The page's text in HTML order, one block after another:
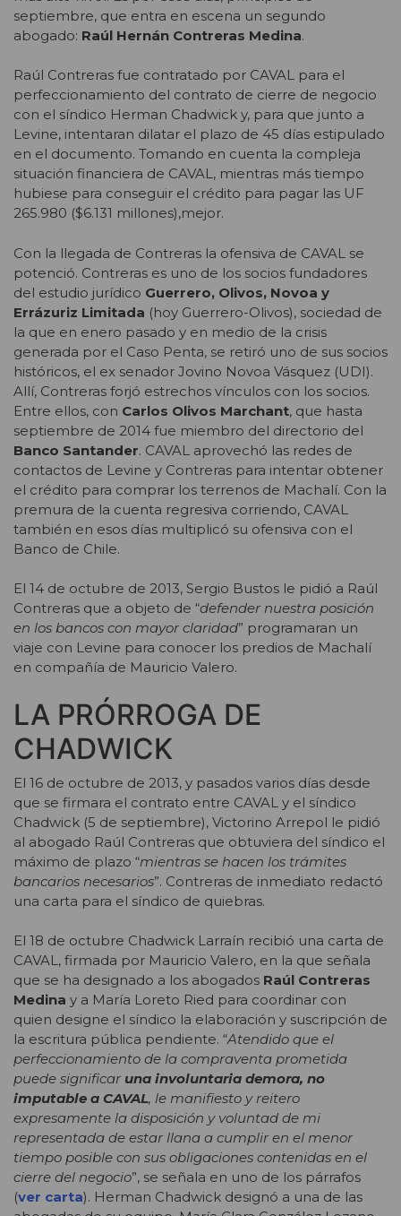
septiembre, que entra en escena un segundo
abogado: Raúl Hernán Contreras Medina.
Raúl Contreras fue contratado por CAVAL para el
perfeccionamiento del contrato de cierre de negocio
con el síndico Herman Chadwick y, para que junto a
Levine, intentaran dilatar el plazo de 45 días estipulado
en el documento. Tomando en cuenta la compleja
situación financiera de CAVAL, mientras más tiempo
hubiese para conseguir el crédito para pagar las UF
265.980 ($6.131 millones),mejor.
Con la llegada de Contreras la ofensiva de CAVAL se
potenció. Contreras es uno de los socios fundadores
del estudio jurídico Guerrero, Olivos, Novoa y
Errázuriz Limitada (hoy Guerrero-Olivos), sociedad de
la que en enero pasado y en medio de la crisis
generada por el Caso Penta, se retiró uno de sus socios
históricos, el ex senador Jovino Novoa Vásquez (UDI).
Allí, Contreras forjó estrechos vínculos con los socios.
Entre ellos, con Carlos Olivos Marchant, que hasta
septiembre de 2014 fue miembro del directorio del
Banco Santander. CAVAL aprovechó las redes de
contactos de Levine y Contreras para intentar obtener
el crédito para comprar los terrenos de Machalí. Con la
premura de la cuenta regresiva corriendo, CAVAL
también en esos días multiplicó su ofensiva con el
Banco de Chile.
El 14 de octubre de 2013, Sergio Bustos le pidió a Raúl
Contreras que a objeto de “defender nuestra posición
en los bancos con mayor claridad” programaran un
viaje con Levine para conocer los predios de Machalí
en compañía de Mauricio Valero.
LA PRÓRROGA DE
CHADWICK
El 16 de octubre de 2013, y pasados varios días desde
que se firmara el contrato entre CAVAL y el síndico
Chadwick (5 de septiembre), Victorino Arrepol le pidió
al abogado Raúl Contreras que obtuviera del síndico el
máximo de plazo “mientras se hacen los trámites
bancarios necesarios”. Contreras de inmediato redactó
una carta para el síndico de quiebras.
El 18 de octubre Chadwick Larraín recibió una carta de
CAVAL, firmada por Mauricio Valero, en la que señala
que se ha designado a los abogados Raúl Contreras
Medina y a María Loreto Ried para coordinar con
quien designe el síndico la elaboración y suscripción de
la escritura pública pendiente. “Atendido que el
perfeccionamiento de la compraventa prometida
puede significar una involuntaria demora, no
imputable a CAVAL, le manifiesto y reitero
expresamente la disposición y voluntad de mi
representada de estar llana a cumplir en el menor
tiempo posible con sus obligaciones contenidas en el
cierre del negocio”, se señala en uno de los párrafos
(ver carta). Herman Chadwick designó a una de las